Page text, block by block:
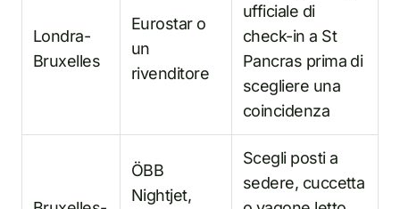
Londra-
Bruxelles
Eurostar o
un
rivenditore
ufficiale di
check-in a St
Pancras prima di
scegliere una
coincidenza
ÖBB
Nightjet,
Scegli posti a
sedere, cuccetta